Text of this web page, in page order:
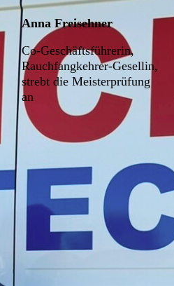
Anna Freisehner
Co-Geschäftsführerin,
Rauchfangkehrer-Gesellin,
strebt die Meisterprüfung
an